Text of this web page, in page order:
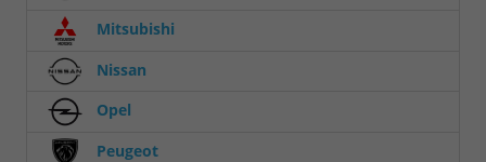
Mitsubishi
Nissan
Opel
Peugeot